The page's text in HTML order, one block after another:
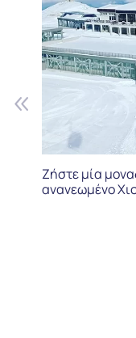
Ζήστε μία
ανανεωμένο